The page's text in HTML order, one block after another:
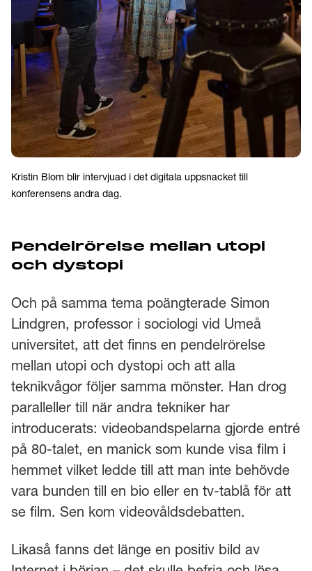
Kristin Blom blir intervjuad i det digitala uppsnacket till
konferensens andra dag.
Pendelrörelse mellan utopi
och dystopi
Och på samma tema poängterade Simon
Lindgren, professor i sociologi vid Umeå
universitet, att det finns en pendelrörelse
mellan utopi och dystopi och att alla
teknikvågor följer samma mönster. Han drog
paralleller till när andra tekniker har
introducerats: videobandspelarna gjorde entré
på 80-talet, en manick som kunde visa film i
hemmet vilket ledde till att man inte behövde
vara bunden till en bio eller en tv-tablå för att
se film. Sen kom videovåldsdebatten.
Likaså fanns det länge en positiv bild av